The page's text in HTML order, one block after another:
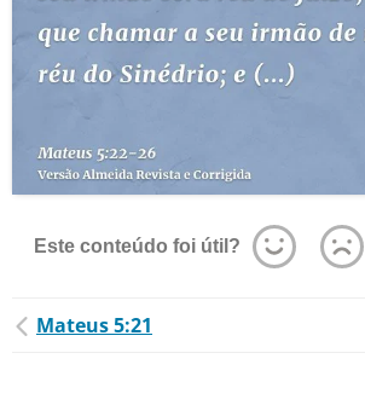
Este conteúdo foi útil?
Mateus 5:21